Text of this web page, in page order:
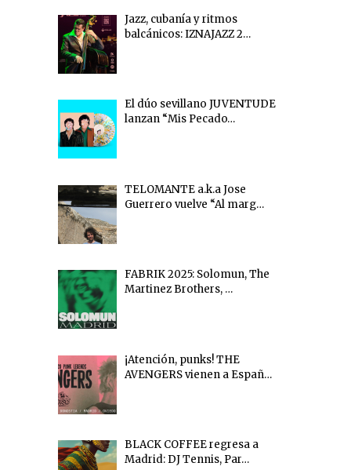
Jazz, cubanía y ritmos
balcánicos: IZNAJAZZ 2…
El dúo sevillano JUVENTUDE
lanzan “Mis Pecado…
TELOMANTE a.k.a Jose
Guerrero vuelve “Al marg…
FABRIK 2025: Solomun, The
Martinez Brothers, …
¡Atención, punks! THE
AVENGERS vienen a Españ…
BLACK COFFEE regresa a
Madrid: DJ Tennis, Par…